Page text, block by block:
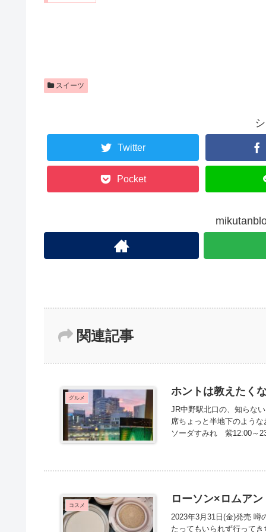
スイーツ
Twitter
Pocket
関連記事
グルメ
ホントは教えたく
JR中野駅北口の、知らな
席ちょっと半地下のよう
ソーダすみれ 紫12:00～
コスメ
ローソン×ロムア
2023年3月31日(金)発売
たってもいられず行って